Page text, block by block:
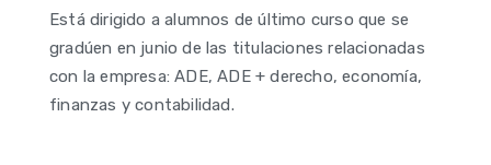
Está dirigido a alumnos de último curso que se
gradúen en junio de las titulaciones relacionadas
con la empresa: ADE, ADE + derecho, economía,
finanzas y contabilidad.